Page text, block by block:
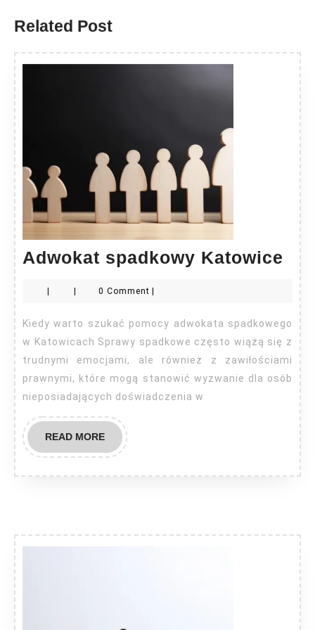
Related Post
Adwokat spadkowy Katowice
0 Comment
Kiedy warto szukać pomocy adwokata spadkowego
w Katowicach Sprawy spadkowe często wiążą się z
trudnymi emocjami, ale również z zawiłościami
prawnymi, które mogą stanowić wyzwanie dla osób
nieposiadających doświadczenia w
READ MOREREAD
MORE